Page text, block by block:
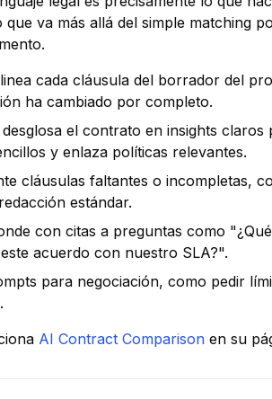
va más allá del simple matching
cada cláusula del borrador del
ha cambiado por completo.
desglosa el contrato en insights
y enlaza políticas relevantes.
cláusulas faltantes o incompletas,
estándar.
con citas a preguntas como
acuerdo con nuestro SLA?".
para negociación, como pedir
AI Contract Comparison en su